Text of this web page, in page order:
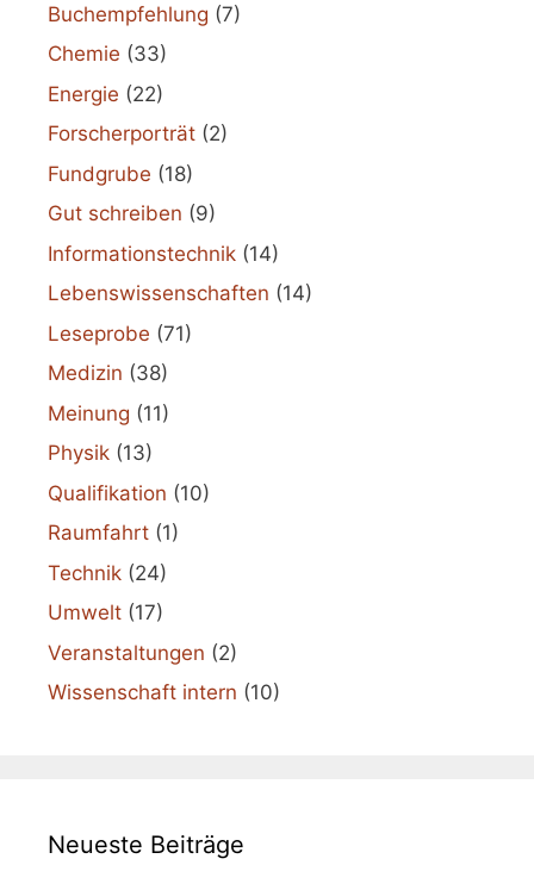
Buchempfehlung (7)
Chemie (33)
Energie (22)
Forscherporträt (2)
Fundgrube (18)
Gut schreiben (9)
Informationstechnik (14)
Lebenswissenschaften (14)
Leseprobe (71)
Medizin (38)
Meinung (11)
Physik (13)
Qualifikation (10)
Raumfahrt (1)
Technik (24)
Umwelt (17)
Veranstaltungen (2)
Wissenschaft intern (10)
Neueste Beiträge